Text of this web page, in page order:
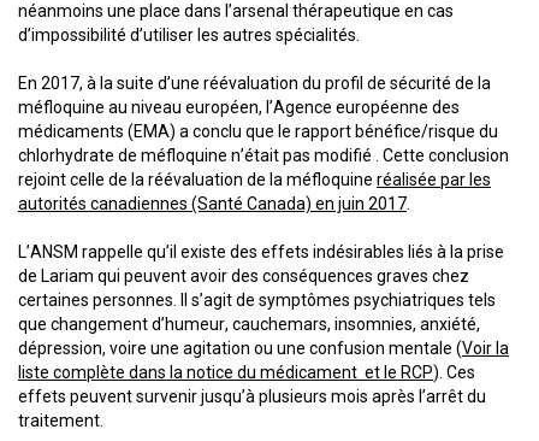
néanmoins une place dans l’arsenal thérapeutique en cas
d’impossibilité d’utiliser les autres spécialités.
En 2017, à la suite d’une réévaluation du profil de sécurité de la
méfloquine au niveau européen, l’Agence européenne des
médicaments (EMA) a conclu que le rapport bénéfice/risque du
chlorhydrate de méfloquine n’était pas modifié . Cette conclusion
rejoint celle de la réévaluation de la méfloquine réalisée par les
autorités canadiennes (Santé Canada) en juin 2017
L’ANSM rappelle qu’il existe des effets indésirables liés à la prise
de Lariam qui peuvent avoir des conséquences graves chez
certaines personnes. Il s’agit de symptômes psychiatriques tels
que changement d’humeur, cauchemars, insomnies, anxiété,
dépression, voire une agitation ou une confusion mentale (Voir la
liste complète dans la notice du médicament et le RCP). Ces
effets peuvent survenir jusqu’à plusieurs mois après l’arrêt du
traitement.